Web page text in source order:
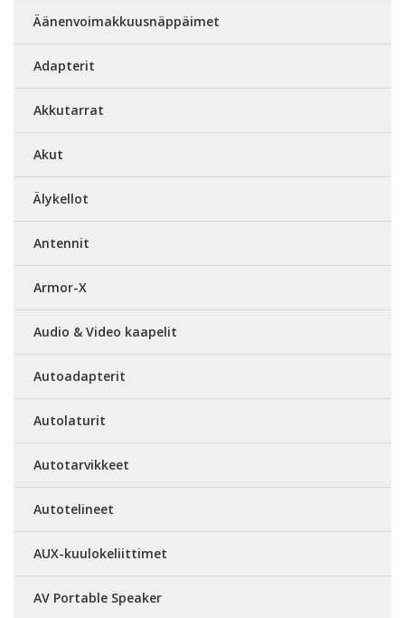
Äänenvoimakkuusnäppäimet
Adapterit
Akkutarrat
Akut
Älykellot
Antennit
Armor-X
Audio & Video kaapelit
Autoadapterit
Autolaturit
Autotarvikkeet
Autotelineet
AUX-kuulokeliittimet
AV Portable Speaker